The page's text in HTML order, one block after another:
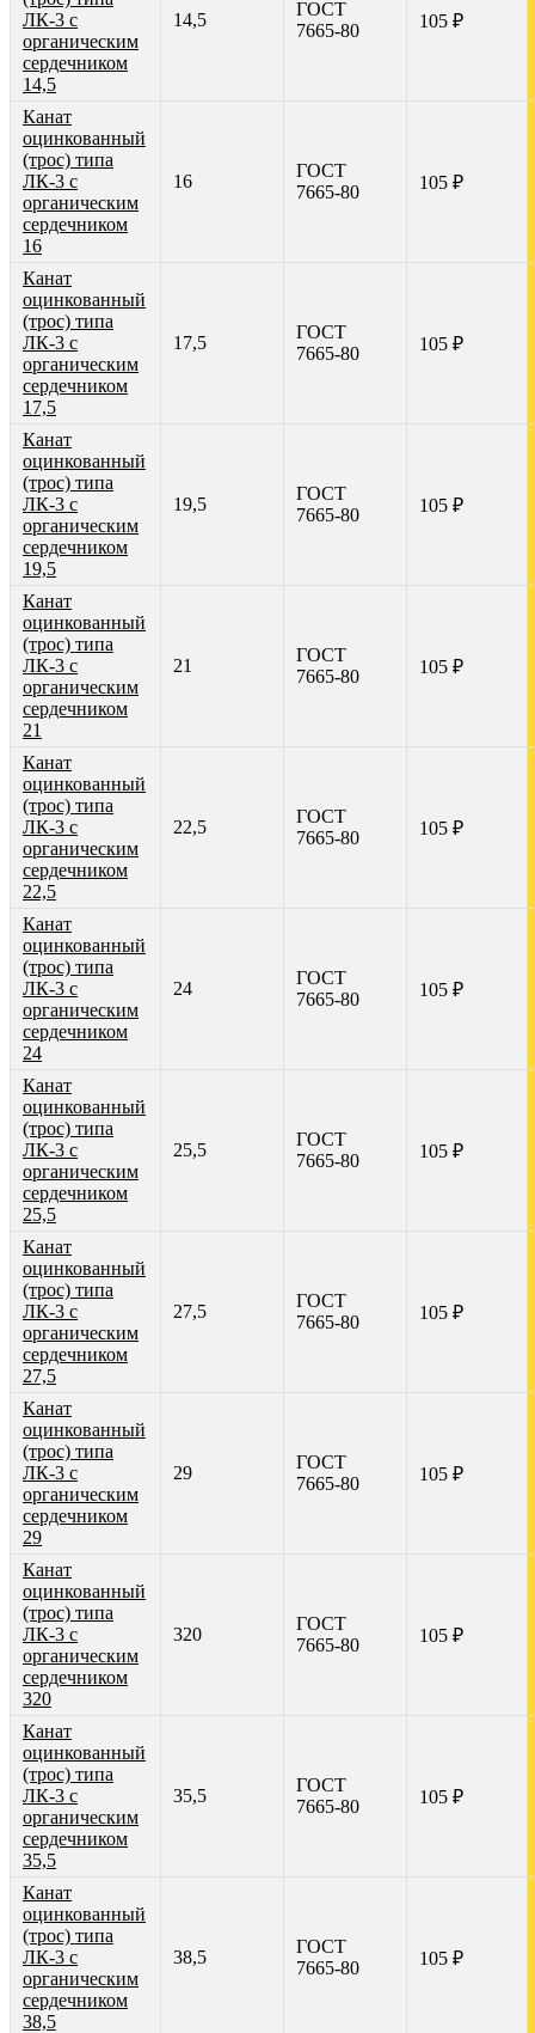
ЛК-3 с
органическим
сердечником
14,5
14,5
ГОСТ
7665-80
105 ₽
Канат
оцинкованный
(трос) типа
ЛК-3 с
органическим
сердечником
16
16
ГОСТ
7665-80
105 ₽
Канат
оцинкованный
(трос) типа
ЛК-3 с
органическим
сердечником
17,5
17,5
ГОСТ
7665-80
105 ₽
Канат
оцинкованный
(трос) типа
ЛК-3 с
органическим
сердечником
19,5
19,5
ГОСТ
7665-80
105 ₽
Канат
оцинкованный
(трос) типа
ЛК-3 с
органическим
сердечником
21
21
ГОСТ
7665-80
105 ₽
Канат
оцинкованный
(трос) типа
ЛК-3 с
органическим
сердечником
22,5
22,5
ГОСТ
7665-80
105 ₽
Канат
оцинкованный
(трос) типа
ЛК-3 с
органическим
сердечником
24
24
ГОСТ
7665-80
105 ₽
Канат
оцинкованный
(трос) типа
ЛК-3 с
органическим
сердечником
25,5
25,5
ГОСТ
7665-80
105 ₽
Канат
оцинкованный
(трос) типа
ЛК-3 с
органическим
сердечником
27,5
27,5
ГОСТ
7665-80
105 ₽
Канат
оцинкованный
(трос) типа
ЛК-3 с
органическим
сердечником
29
29
ГОСТ
7665-80
105 ₽
Канат
оцинкованный
(трос) типа
ЛК-3 с
органическим
сердечником
320
320
ГОСТ
7665-80
105 ₽
Канат
оцинкованный
(трос) типа
ЛК-3 с
органическим
сердечником
35,5
35,5
ГОСТ
7665-80
105 ₽
Канат
оцинкованный
(трос) типа
ЛК-3 с
органическим
сердечником
38,5
38,5
ГОСТ
7665-80
105 ₽